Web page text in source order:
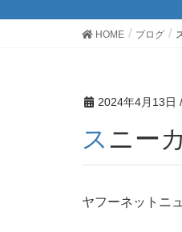
HOME ブログ
2024年4月13日
スニ
ヤフーネットニ